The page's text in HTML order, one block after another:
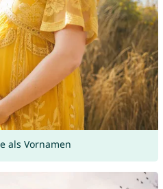
als Vornamen